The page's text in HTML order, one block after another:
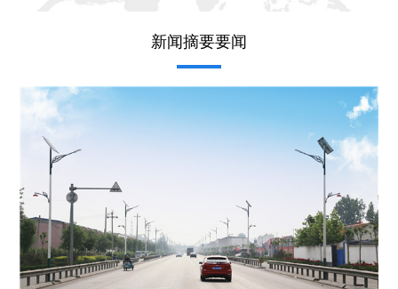
新闻摘要要闻